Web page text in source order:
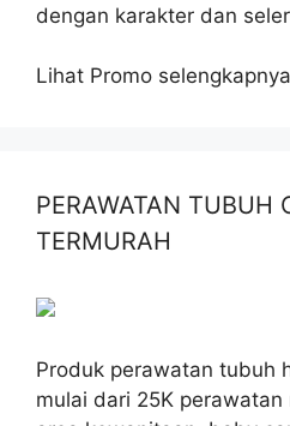
dengan karakter dan
Lihat Promo
PERAWATAN TUBUH
TERMURAH
Produk perawatan tubuh
mulai dari 25K